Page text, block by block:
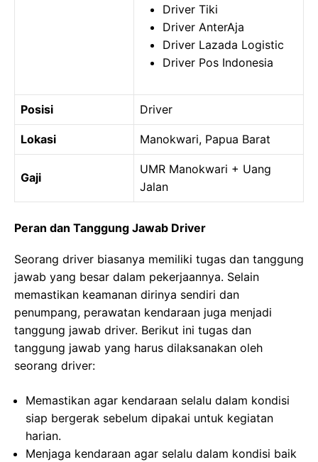
Driver Tiki
Driver AnterAja
Driver Lazada Logistic
Driver Pos Indonesia
Posisi Driver
Lokasi Manokwari, Papua Barat
Gaji
UMR Manokwari + Uang
Jalan
Peran dan Tanggung Jawab Driver
Seorang driver biasanya memiliki tugas dan tanggung
jawab yang besar dalam pekerjaannya. Selain
memastikan keamanan dirinya sendiri dan
penumpang, perawatan kendaraan juga menjadi
tanggung jawab driver. Berikut ini tugas dan
tanggung jawab yang harus dilaksanakan oleh
seorang driver:
Memastikan agar kendaraan selalu dalam kondisi
siap bergerak sebelum dipakai untuk kegiatan
harian.
Menjaga kendaraan agar selalu dalam kondisi baik